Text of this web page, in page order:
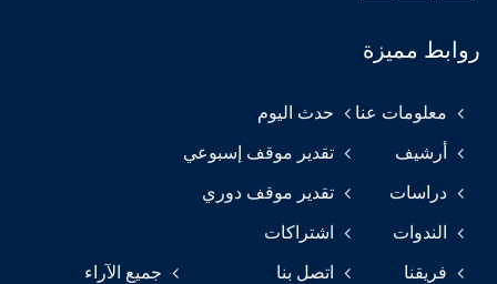
روابط مميزة
معلومات عنا
أرشيف
دراسات
الندوات
فريقنا
حدث اليوم
تقدير موقف إسبوعي
تقدير موقف دوري
اشتراكات
اتصل بنا
جميع الآراء